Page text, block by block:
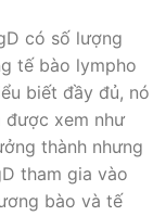
có số lượng
tế bào lympho
biết đầy đủ, nó
xem như
thành nhưng
tham gia vào
bào và tế